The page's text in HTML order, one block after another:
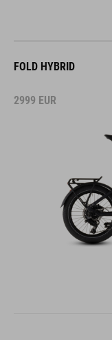
FOLD HYBRID
2999 EUR